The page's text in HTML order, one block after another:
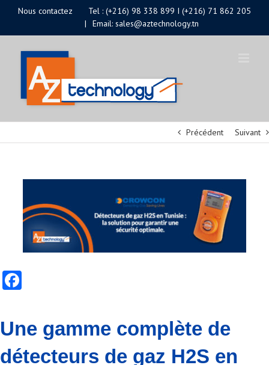
PasserNous contactez Tel : (+216) 98 338 899 I (+216) 71 862 205
|
Email: sales@aztechnology.tn
Précédent Suivant
agrandie
Une gamme complète de
détecteurs de gaz H2S en